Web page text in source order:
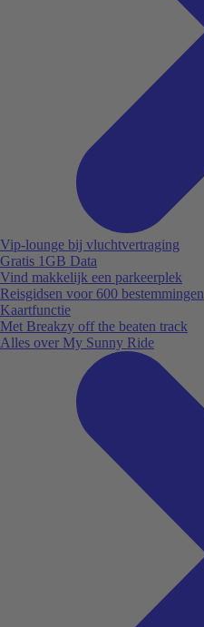
Vip-lounge bij vluchtvertraging
Gratis 1GB Data
Vind makkelijk een parkeerplek
Reisgidsen voor 600 bestemmingen
Kaartfunctie
Met Breakzy off the beaten track
Alles over My Sunny Ride